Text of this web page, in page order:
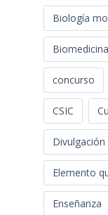
Biología
Biomedicina
concurso
CSIC
Divulgación
Elemento
Enseñanza